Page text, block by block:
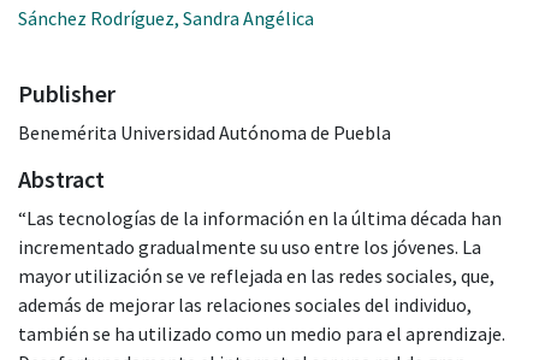
Sánchez Rodríguez, Sandra Angélica
Publisher
Benemérita Universidad Autónoma de Puebla
Abstract
“Las tecnologías de la información en la última década han
incrementado gradualmente su uso entre los jóvenes. La
mayor utilización se ve reflejada en las redes sociales, que,
además de mejorar las relaciones sociales del individuo,
también se ha utilizado como un medio para el aprendizaje.